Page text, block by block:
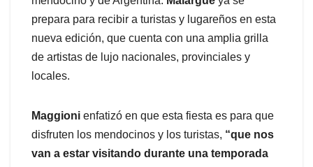
prepara para recibir a turistas y lugareños en esta
nueva edición, que cuenta con una amplia grilla
de artistas de lujo nacionales, provinciales y
locales.
Maggioni enfatizó en que esta fiesta es para que
disfruten los mendocinos y los turistas, “que nos
van a estar visitando durante una temporada